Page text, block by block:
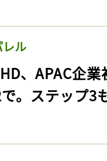
ル
、APAC企
。ステップ3